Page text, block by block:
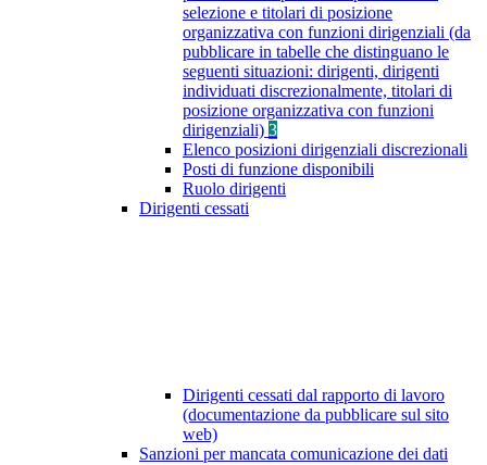
selezione e titolari di posizione
organizzativa con funzioni dirigenziali (da
pubblicare in tabelle che distinguano le
seguenti situazioni: dirigenti, dirigenti
individuati discrezionalmente, titolari di
posizione organizzativa con funzioni
dirigenziali) 3
Elenco posizioni dirigenziali discrezionali
Posti di funzione disponibili
Ruolo dirigenti
Dirigenti cessati
Dirigenti cessati dal rapporto di lavoro
(documentazione da pubblicare sul sito
web)
Sanzioni per mancata comunicazione dei dati